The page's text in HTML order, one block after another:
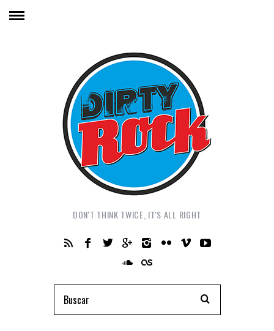
DON'T THINK TWICE, IT'S ALL RIGHT